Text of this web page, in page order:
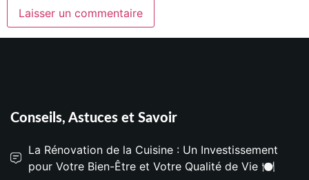
Conseils, Astuces et Savoir
La Rénovation de la Cuisine : Un Investissement
pour Votre Bien-Être et Votre Qualité de Vie 🍽️